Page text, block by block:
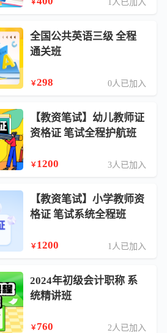
￥ 1人已加入
全国公共英语三级 全程
通关班
￥298 0人已加入
【教资笔试】幼儿教师证
资格证 笔试全程护航班
￥1200 3人已加入
【教资笔试】小学教师资
格证 笔试系统全程班
￥1200 1人已加入
2024年初级会计职称 系
统精讲班
￥760 2人已加入